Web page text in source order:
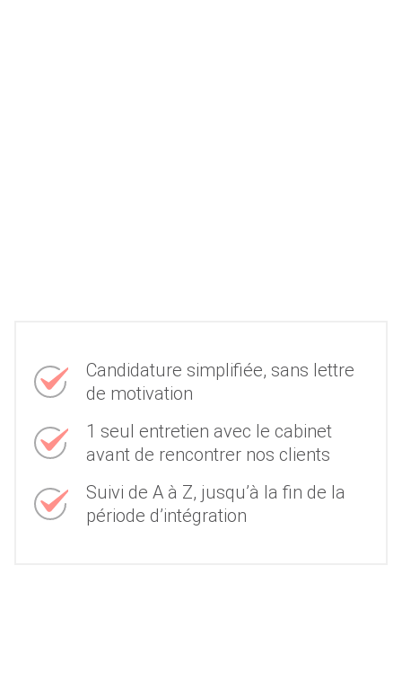
Candidature simplifiée, sans lettre
de motivation
1 seul entretien avec le cabinet
avant de rencontrer nos clients
Suivi de A à Z, jusqu’à la fin de la
période d’intégration